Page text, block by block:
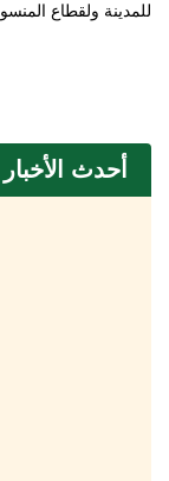
للمدينة ولقطاع
أحدث الأخبار